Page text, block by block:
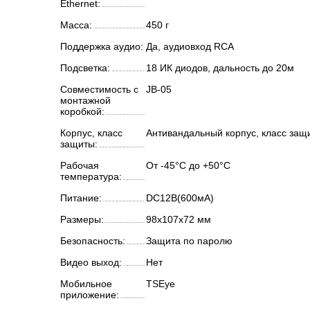
Ethernet:
Масса:
450 г
Поддержка аудио: Да, аудиовход RCA
Подсветка:
18 ИК диодов, дальность до 20м
Совместимость с
монтажной
коробкой:
JB-05
Корпус, класс
защиты:
Антивандальный корпус, класс
Рабочая
температура:
От -45°С до +50°С
Питание:
DC12В(600мА)
Размеры:
98х107х72 мм
Безопасность:
Защита по паролю
Видео выход:
Нет
Мобильное
приложение:
TSEye